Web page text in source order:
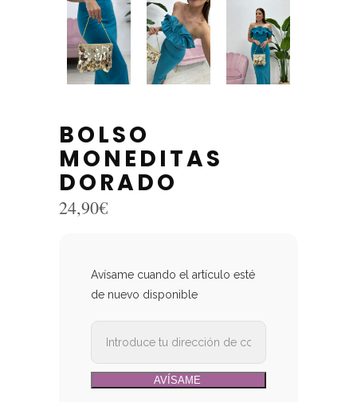
BOLSO
MONEDITAS
DORADO
24,90€
Avísame cuando el artículo esté
de nuevo disponible